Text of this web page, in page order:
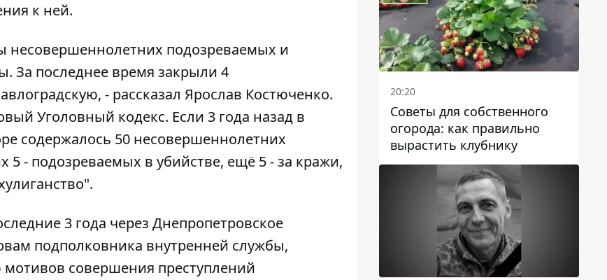
к ней.
подозреваемых и
За последнее время закрыли 4
- рассказал Ярослав Костюченко.
Уголовный кодекс. Если 3 года назад в
содержалось 50 несовершеннолетних
5 - подозреваемых в убийстве, ещё 5 - за кражи,
3 года через Днепропетровское
подполковника внутренней службы,
совершения преступлений
20:20
Советы для собственного
огорода: как правильно
вырастить клубнику